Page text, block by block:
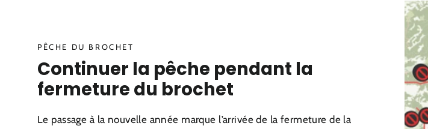
PÊCHE DU BROCHET
Continuer la pêche pendant la
fermeture du brochet
Le passage à la nouvelle année marque l’arrivée de la fermeture de la